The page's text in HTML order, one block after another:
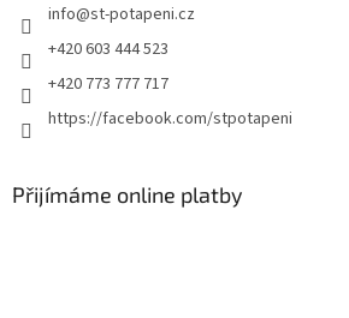
info@st-potapeni.cz
+420 603 444 523
+420 773 777 717
https://facebook.com/stpotapeni
Přijímáme online platby